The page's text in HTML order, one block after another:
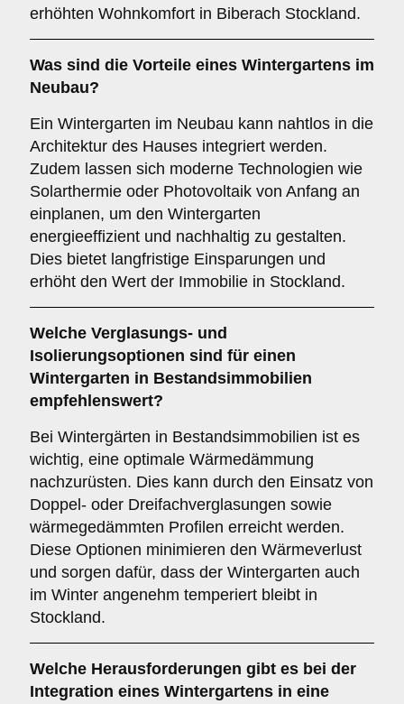
erhöhten Wohnkomfort in Biberach Stockland.
Was sind die Vorteile eines Wintergartens im
Neubau?
Ein Wintergarten im Neubau kann nahtlos in die
Architektur des Hauses integriert werden.
Zudem lassen sich moderne Technologien wie
Solarthermie oder Photovoltaik von Anfang an
einplanen, um den Wintergarten
energieeffizient und nachhaltig zu gestalten.
Dies bietet langfristige Einsparungen und
erhöht den Wert der Immobilie in Stockland.
Welche Verglasungs- und
Isolierungsoptionen sind für einen
Wintergarten in Bestandsimmobilien
empfehlenswert?
Bei Wintergärten in Bestandsimmobilien ist es
wichtig, eine optimale Wärmedämmung
nachzurüsten. Dies kann durch den Einsatz von
Doppel- oder Dreifachverglasungen sowie
wärmegedämmten Profilen erreicht werden.
Diese Optionen minimieren den Wärmeverlust
und sorgen dafür, dass der Wintergarten auch
im Winter angenehm temperiert bleibt in
Stockland.
Welche Herausforderungen gibt es bei der
Integration eines Wintergartens in eine